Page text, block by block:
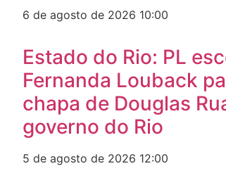
6 de agosto de 2026 10:00
Estado do Rio: PL
Fernanda Louback
chapa de Douglas
governo do Rio
5 de agosto de 2026 12:00